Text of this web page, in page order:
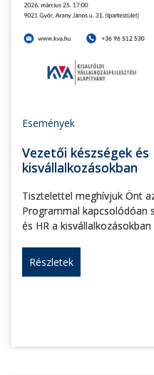
Események
Vezetői készségek és
kisvállalkozásokban
Tisztelettel meghívjuk Önt
Programmal kapcsolódóan
és HR a
Részletek